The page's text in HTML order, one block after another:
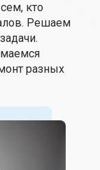
кто
Решаем
разных